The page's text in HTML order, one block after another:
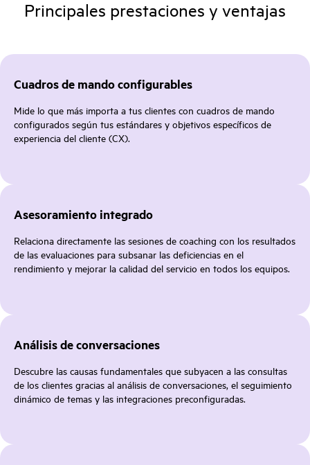
Principales prestaciones y ventajas
Análisis de conversaciones
Descubre las causas fundamentales que subyacen a las consultas
de los clientes gracias al análisis de conversaciones, el seguimiento
dinámico de temas y las integraciones preconfiguradas.
Asesoramiento integrado
Relaciona directamente las sesiones de coaching con los resultados
de las evaluaciones para subsanar las deficiencias en el
rendimiento y mejorar la calidad del servicio en todos los equipos.
Cuadros de mando configurables
Mide lo que más importa a tus clientes con cuadros de mando
configurados según tus estándares y objetivos específicos de
experiencia del cliente (CX).